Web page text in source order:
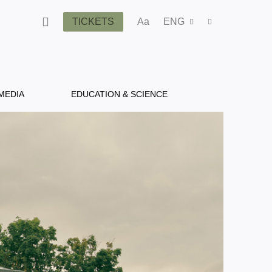
TICKETS Aa ENG
EDUCATION & SCIENCE